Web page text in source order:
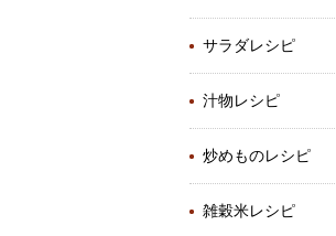
サラダレシピ
汁物レシピ
炒めものレシピ
雑穀米レシピ